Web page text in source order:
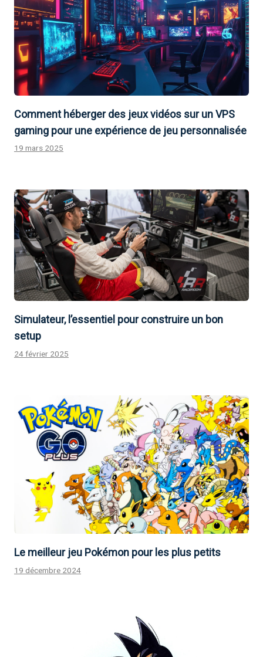
Comment héberger des jeux vidéos sur un VPS
gaming pour une expérience de jeu personnalisée
19 mars 2025
Simulateur, l’essentiel pour construire un bon
setup
24 février 2025
Le meilleur jeu Pokémon pour les plus petits
19 décembre 2024